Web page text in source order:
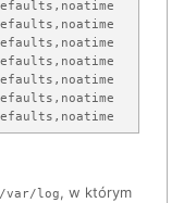
0
0
0
0
0
0
/var/log, w którym